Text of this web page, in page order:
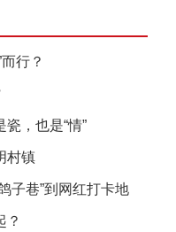
师“复刻”1400年
行？
，也是“情”
村镇
子巷”到网红打卡地
？